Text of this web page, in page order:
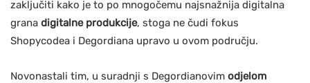
zaključiti kako je to po mnogočemu najsnažnija digitalna
grana digitalne produkcije, stoga ne čudi fokus
Shopycodea i Degordiana upravo u ovom području.
Novonastali tim, u suradnji s Degordianovim odjelom